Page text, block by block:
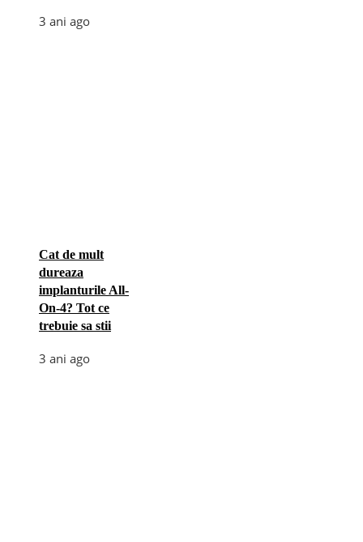
3 ani ago
Cat de mult
dureaza
implanturile All-
On-4? Tot ce
trebuie sa stii
3 ani ago